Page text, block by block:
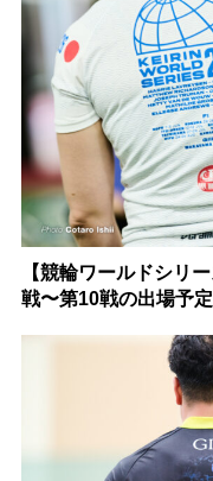
【競輪ワールドシリ
戦〜第10戦の出場予